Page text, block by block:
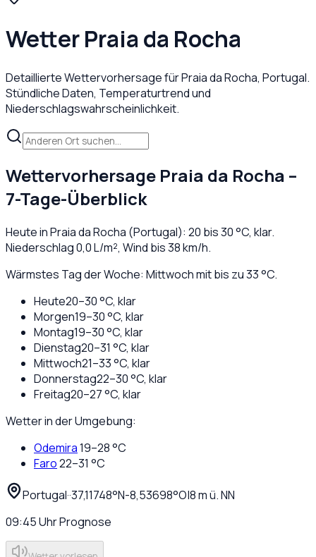
WetterPraia da Rocha
Detaillierte Wettervorhersage fürPraia da Rocha, Portugal.
Stündliche Daten, Temperaturtrend und
Niederschlagswahrscheinlichkeit.
Wettervorhersage Praia da Rocha –
7-Tage-Überblick
Heute inPraia da Rocha (Portugal): 20 bis30°C, klar.
Niederschlag0,0L/m², Wind bis38km/h.
Wärmstes Tag der Woche: Mittwoch mit bis zu 33 °C.
Heute20–30°C, klar
Morgen19–30°C, klar
Montag19–30°C, klar
Dienstag20–31 °C, klar
Mittwoch21–33°C, klar
Donnerstag22–30°C, klar
Freitag20–27°C, klar
Wetter in der Umgebung:
Odemira19–28°C
Faro22–31 °C
Portugal··37,11748°N-8,53698°O|8m ü. NN
09:45UhrPrognose